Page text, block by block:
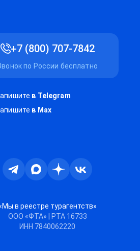
+7 (800) 707-7842
по России бесплатно
в Telegram
в Max
Телеграм
Max Дзен ВКонтакте
в реестре турагентств»
ООО «ФТА» | РТА 16733
ИНН 7840062220